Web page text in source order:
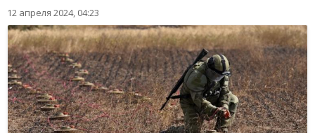
12 апреля 2024, 04:23